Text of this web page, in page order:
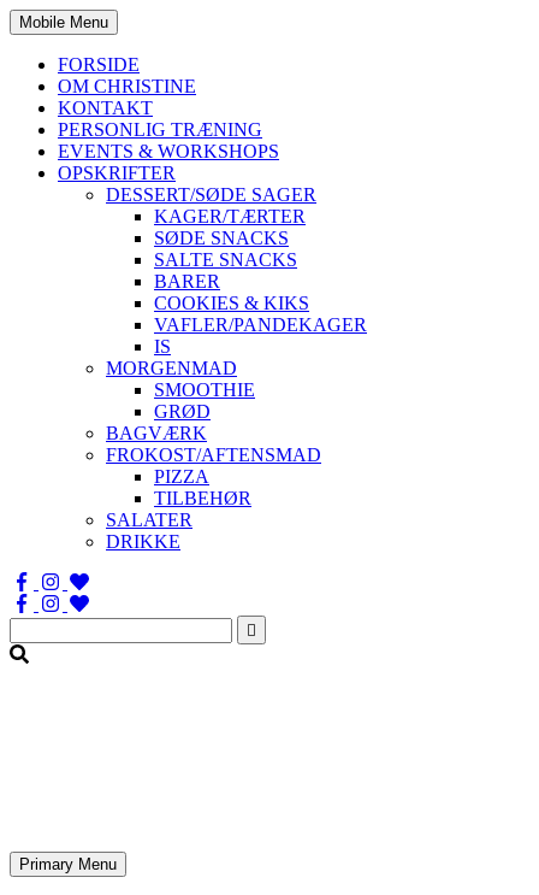
Mobile Menu
FORSIDE
OM CHRISTINE
KONTAKT
PERSONLIG TRÆNING
EVENTS & WORKSHOPS
OPSKRIFTER
DESSERT/SØDE SAGER
KAGER/TÆRTER
SØDE SNACKS
SALTE SNACKS
BARER
COOKIES & KIKS
VAFLER/PANDEKAGER
IS
MORGENMAD
SMOOTHIE
GRØD
BAGVÆRK
FROKOST/AFTENSMAD
PIZZA
TILBEHØR
SALATER
DRIKKE
Søg
efter:
Primary Menu